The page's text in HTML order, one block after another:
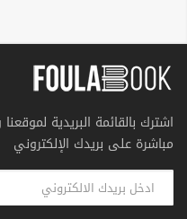
اشترك بالقائمة البريدية
مباشرة على بريدك الإلكتروني